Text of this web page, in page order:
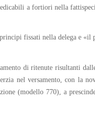
a fortiori nella
fissati nella delega e «il
di ritenute risultanti
nel versamento, con la
(modello 770), a